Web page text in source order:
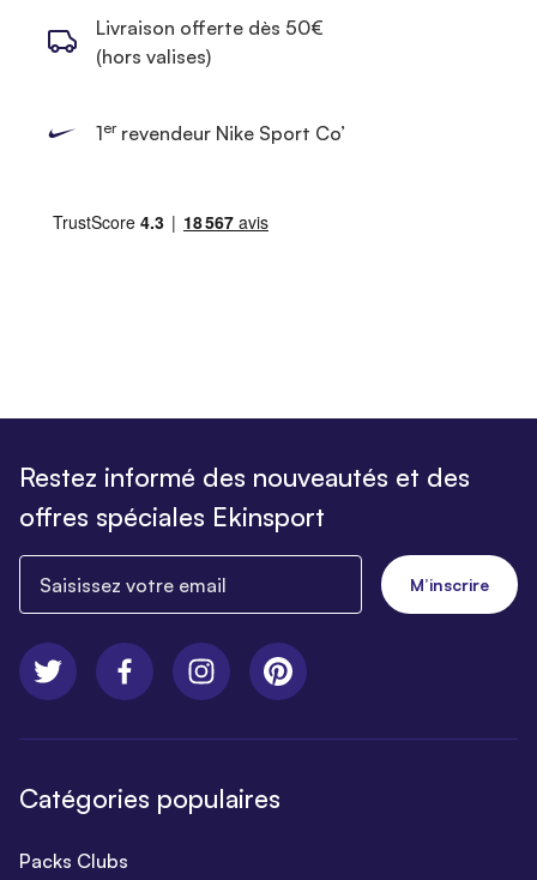
Livraison offerte dès 50€
(hors valises)
1errevendeur Nike Sport Co’
Restez informé des nouveautés et des
offres spéciales Ekinsport
M’inscrire
Catégories populaires
Packs Clubs